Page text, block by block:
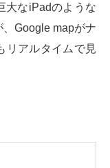
大なiPadのような
Google mapがナ
リアルタイムで見